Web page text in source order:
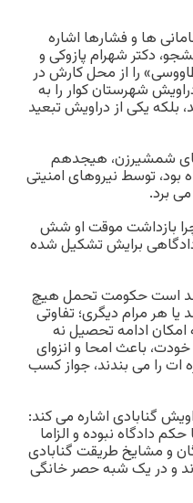
ها و فشارها اشاره
دکتر شهرام پازوکی و
را از محل کارش در
شهرستان کوار را به
بلکه یکی از دراویش تبعید
شمشیرزن، هیجدهم
بود، توسط نیروهای امنیتی
برد.
بازداشت موقت او شش
دادگاهی برایش تشکیل شده
است حکومت تحمل هیچ
هر مرام دیگری؛ تفاوتی
امکان ادامه تحصیل نه
باعث امحا و انزوای
ات را می بندند، جواز کسب
گنابادی اشاره می کند:
نبوده و الزاما
و مشایخ طریقت گنابادی
و در یک شبه حصر خانگی